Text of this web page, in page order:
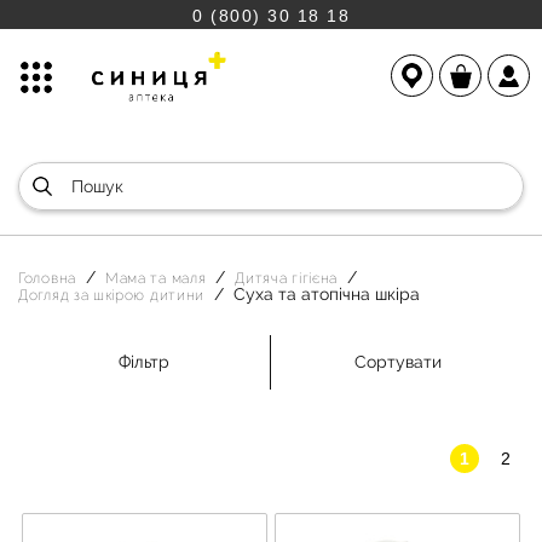
0 (800) 30 18 18
Головна Мама та маля
Дитяча гігієна
Догляд за шкірою дитини
Суха та атопічна шкіра
Фільтр Сортувати
1 2